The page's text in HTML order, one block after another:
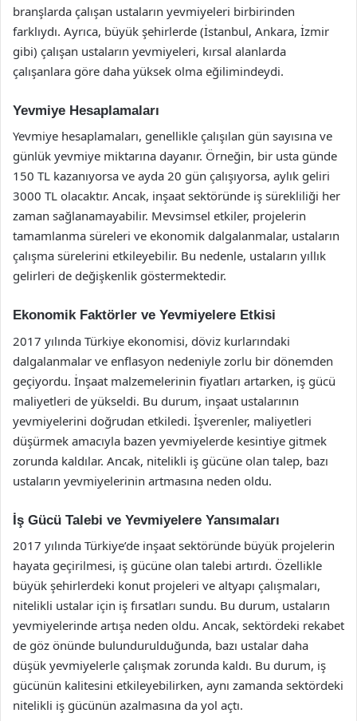
branşlarda çalışan ustaların yevmiyeleri birbirinden
farklıydı. Ayrıca, büyük şehirlerde (İstanbul, Ankara, İzmir
gibi) çalışan ustaların yevmiyeleri, kırsal alanlarda
çalışanlara göre daha yüksek olma eğilimindeydi.
Yevmiye Hesaplamaları
Yevmiye hesaplamaları, genellikle çalışılan gün sayısına ve
günlük yevmiye miktarına dayanır. Örneğin, bir usta günde
150 TL kazanıyorsa ve ayda 20 gün çalışıyorsa, aylık geliri
3000 TL olacaktır. Ancak, inşaat sektöründe iş sürekliliği her
zaman sağlanamayabilir. Mevsimsel etkiler, projelerin
tamamlanma süreleri ve ekonomik dalgalanmalar, ustaların
çalışma sürelerini etkileyebilir. Bu nedenle, ustaların yıllık
gelirleri de değişkenlik göstermektedir.
Ekonomik Faktörler ve Yevmiyelere Etkisi
2017 yılında Türkiye ekonomisi, döviz kurlarındaki
dalgalanmalar ve enflasyon nedeniyle zorlu bir dönemden
geçiyordu. İnşaat malzemelerinin fiyatları artarken, iş gücü
maliyetleri de yükseldi. Bu durum, inşaat ustalarının
yevmiyelerini doğrudan etkiledi. İşverenler, maliyetleri
düşürmek amacıyla bazen yevmiyelerde kesintiye gitmek
zorunda kaldılar. Ancak, nitelikli iş gücüne olan talep, bazı
ustaların yevmiyelerinin artmasına neden oldu.
İş Gücü Talebi ve Yevmiyelere Yansımaları
2017 yılında Türkiye’de inşaat sektöründe büyük projelerin
hayata geçirilmesi, iş gücüne olan talebi artırdı. Özellikle
büyük şehirlerdeki konut projeleri ve altyapı çalışmaları,
nitelikli ustalar için iş fırsatları sundu. Bu durum, ustaların
yevmiyelerinde artışa neden oldu. Ancak, sektördeki rekabet
de göz önünde bulundurulduğunda, bazı ustalar daha
düşük yevmiyelerle çalışmak zorunda kaldı. Bu durum, iş
gücünün kalitesini etkileyebilirken, aynı zamanda sektördeki
nitelikli iş gücünün azalmasına da yol açtı.